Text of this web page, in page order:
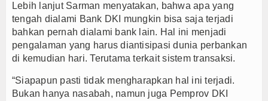
Lebih lanjut Sarman menyatakan, bahwa apa yang
tengah dialami Bank DKI mungkin bisa saja terjadi
bahkan pernah dialami bank lain. Hal ini menjadi
pengalaman yang harus diantisipasi dunia perbankan
di kemudian hari. Terutama terkait sistem transaksi.
“Siapapun pasti tidak mengharapkan hal ini terjadi.
Bukan hanya nasabah, namun juga Pemprov DKI